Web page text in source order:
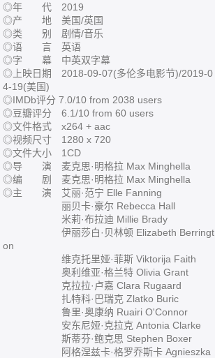
◎年 代 2019
◎产 地 美国/英国
◎类 别 剧情/音乐
◎语 言 英语
◎字 幕 中英双字幕
◎上映日期 2018-09-07(多伦多电影节)/2019-0
4-19(美国)
◎IMDb评分 7.0/10 from 2038 users
◎豆瓣评分 6.1/10 from 60 users
◎文件格式 x264 + aac
◎视频尺寸 1280 x 720
◎文件大小 1CD
◎导 演 麦克思·明格拉 Max Minghella
◎编 剧 麦克思·明格拉 Max Minghella
◎主 演 艾丽·范宁 Elle Fanning
丽贝卡·豪尔 Rebecca Hall
米莉·布拉迪 Millie Brady
伊丽莎白·贝林顿 Elizabeth Berringt
on
维克托里娅·菲斯 Viktorija Faith
奥利维亚·格兰特 Olivia Grant
克拉拉·卢嘉 Clara Rugaard
扎特科·巴瑞克 Zlatko Buric
鲁里·奥康纳 Ruairi O'Connor
安东尼娅·克拉克 Antonia Clarke
斯蒂芬·鲍克思 Stephen Boxer
阿格涅兹卡·格罗乔斯卡 Agnieszka